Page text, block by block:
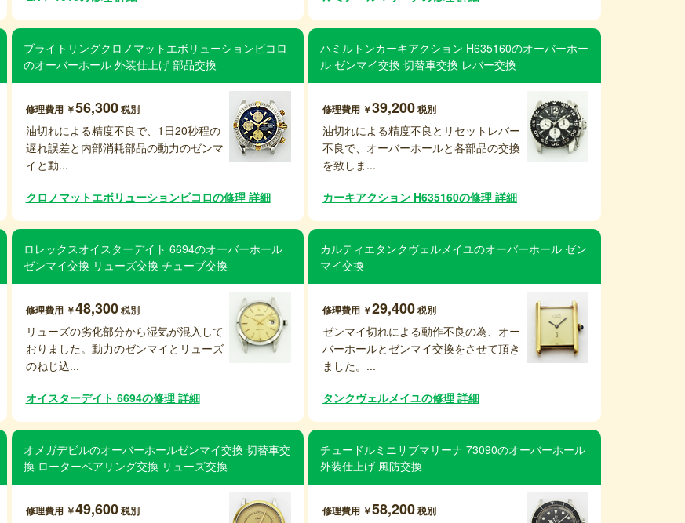
ブライトリングクロノマットエボリューションビコロ
のオーバーホール 外装仕上げ 部品交換
修理費用 ￥56,300税別
油切れによる精度不良で、1日20秒程の
遅れ誤差と内部消耗部品の動力のゼンマ
イと動...
クロノマットエボリューションビコロの修理 詳細
ハミルトンカーキアクション H635160のオーバーホー
ル ゼンマイ交換 切替車交換 レバー交換
修理費用 ￥39,200税別
油切れによる精度不良とリセットレバー
不良で、オーバーホールと各部品の交換
を致しま...
カーキアクション H635160の修理 詳細
ロレックスオイスターデイト 6694のオーバーホール
ゼンマイ交換 リューズ交換 チューブ交換
修理費用 ￥48,300税別
リューズの劣化部分から湿気が混入して
おりました。動力のゼンマイとリューズ
のねじ込...
オイスターデイト 6694の修理 詳細
カルティエタンクヴェルメイユのオーバーホール ゼン
マイ交換
修理費用 ￥29,400税別
ゼンマイ切れによる動作不良の為、オー
バーホールとゼンマイ交換をさせて頂き
ました。...
タンクヴェルメイユの修理 詳細
オメガデビルのオーバーホールゼンマイ交換 切替車交
換 ローターベアリング交換 リューズ交換
修理費用 ￥49,600税別
チュードルミニサブマリーナ 73090のオーバーホール
外装仕上げ 風防交換
修理費用 ￥58,200税別